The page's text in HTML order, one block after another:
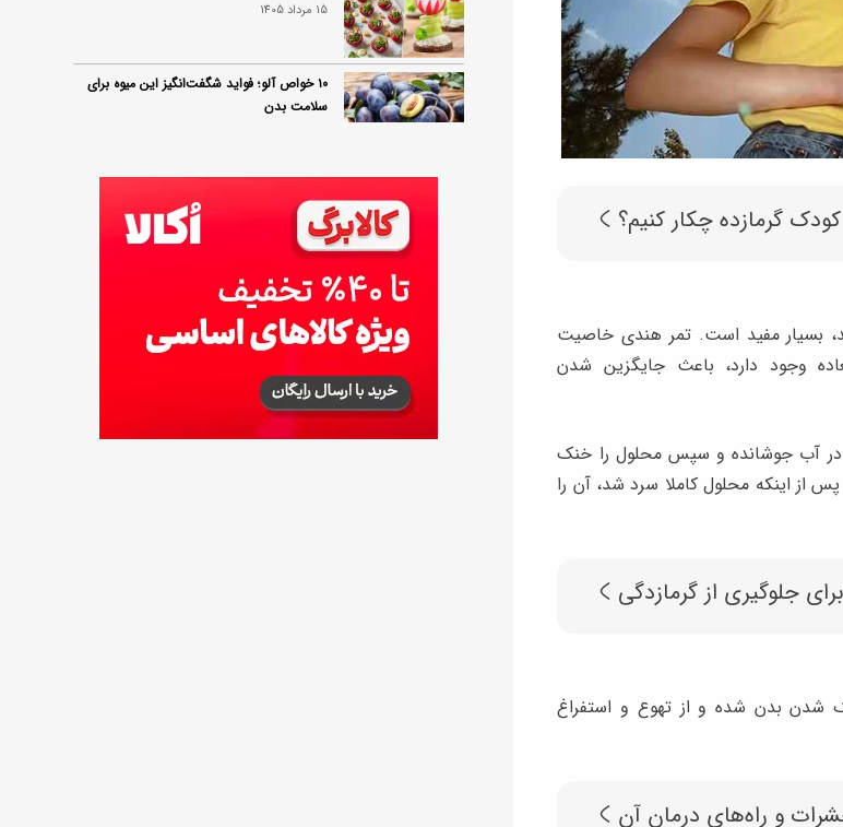
کودک گرمازده چکار کنیم؟
بسیار مفید است. تمر هندی خاصیت
وجود دارد، باعث جایگزین شدن
باید چند دقیقه تمر هندی‌ها (۵ الی ۶ عدد) را در آب جوشانده و سپس محلول را خنک
از اینکه محلول کاملا سرد شد، آن را
شدن بدن شده و از تهوع و استفراغ
و راه‌های درمان آن
15 مرداد 1405
۱۰ خواص آلو؛ فواید شگفت‌انگیز این میوه برای
سلامت بدن
فردا ۱۵ مرداد کالابرگ این افراد واریز می‌شود
14 مرداد 1405
زمان شارژ کالابرگ تغییر کرد؛ جزئیات برنامه
جدید واریز اعتبار در مرداد
14 مرداد 1405
توصیه‌های مهم برای دفع انواع حشرات در خانه
14 مرداد 1405